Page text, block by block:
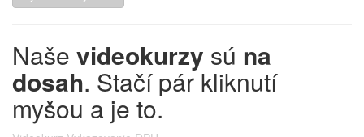
Naše videokurzy sú na
dosah. Stačí pár kliknutí
myšou a je to.